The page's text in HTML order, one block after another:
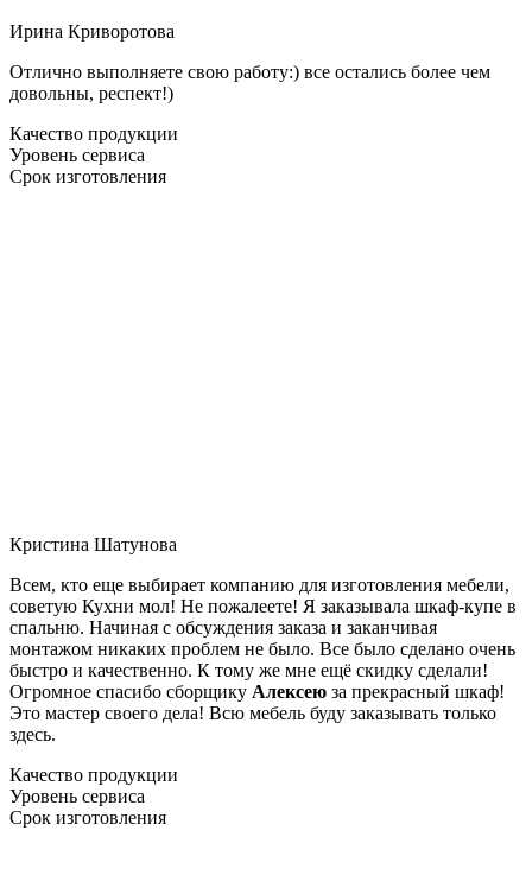
Ирина Криворотова
Отлично выполняете свою работу:) все остались более чем
довольны, респект!)
Качество продукции
Уровень сервиса
Срок изготовления
Кристина Шатунова
Всем, кто еще выбирает компанию для изготовления мебели,
советую Кухни мол! Не пожалеете! Я заказывала шкаф-купе в
спальню. Начиная с обсуждения заказа и заканчивая
монтажом никаких проблем не было. Все было сделано очень
быстро и качественно. К тому же мне ещё скидку сделали!
Огромное спасибо сборщику Алексею за прекрасный шкаф!
Это мастер своего дела! Всю мебель буду заказывать только
здесь.
Качество продукции
Уровень сервиса
Срок изготовления